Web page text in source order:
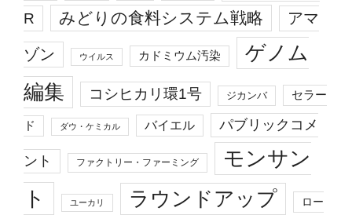
R
みどりの食料システム戦略 アマ
ゾン ウイルス カドミウム汚染
ゲノム
編集
コシヒカリ環1号 ジカンバ セラー
ド ダウ・ケミカル バイエル パブリックコメ
ント ファクトリー・ファーミング
モンサン
ト
ユーカリ ラウンドアップ ロー